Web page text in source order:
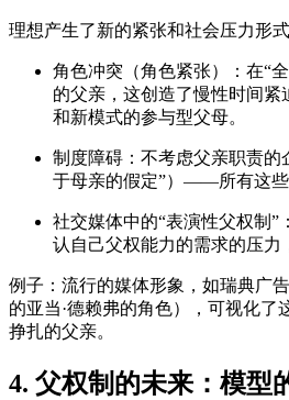
理想产生了新的紧张和社会压力形式
角色冲突（角色紧张）： 在“
的父亲，这创造了慢性时间紧
和新模式的参与型父母。
制度障碍： 不考虑父亲职责的
于母亲的假定”）——所有这些
社交媒体中的“表演性父权制”：
认自己父权能力的需求的压力
例子： 流行的媒体形象，如瑞典广告
的亚当·德赖弗的角色），可视化
挣扎的父亲。
4. 父权制的未来：模型